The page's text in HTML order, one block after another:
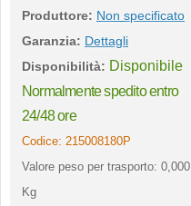
Produttore: Non specificato
Garanzia: Dettagli
Disponibilità: Disponibile
Normalmente spedito entro
24/48 ore
Codice: 215008180P
Valore peso per trasporto: 0,000
Kg